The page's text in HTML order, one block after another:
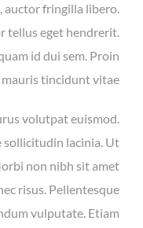
auctor fringilla libero.
tellus eget hendrerit.
id dui sem. Proin
tincidunt vitae.
volutpat euismod.
sollicitudin lacinia. Ut
non nibh sit amet
risus. Pellentesque
vulputate. Etiam